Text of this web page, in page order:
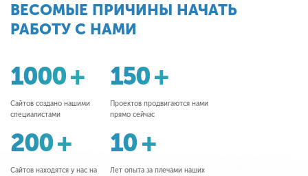
ВЕСОМЫЕ ПРИЧИНЫ НАЧАТЬ
РАБОТУ С НАМИ
1000 +
Сайтов создано нашими
специалистами
150 +
Проектов продвигаются нами
прямо сейчас
200 +
Сайтов находятся у нас на
10 +
Лет опыта за плечами наших